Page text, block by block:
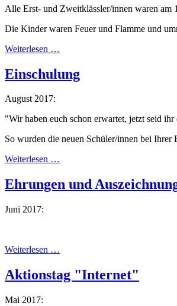
Alle Erst- und Zweitklässler/innen waren am
Die Kinder waren Feuer und Flamme und
Weiterlesen …
Einschulung
August 2017:
"Wir haben euch schon erwartet, jetzt seid
So wurden die neuen Schüler/innen bei Ihrer
Weiterlesen …
Ehrungen und
Juni 2017:
Weiterlesen …
Aktionstag "Internet"
Mai 2017: